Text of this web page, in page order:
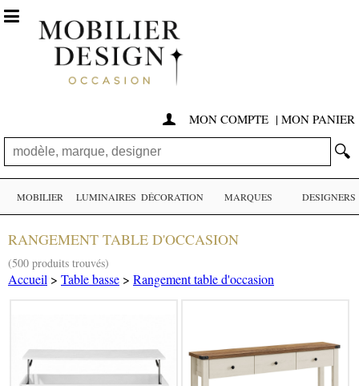
 MON COMPTE | MON PANIER
🔍

MOBILIER LUMINAIRES DÉCORATION MARQUES DESIGNERS
RANGEMENT TABLE D'OCCASION
(500 produits trouvés)
Accueil > Table basse > Rangement table d'occasion